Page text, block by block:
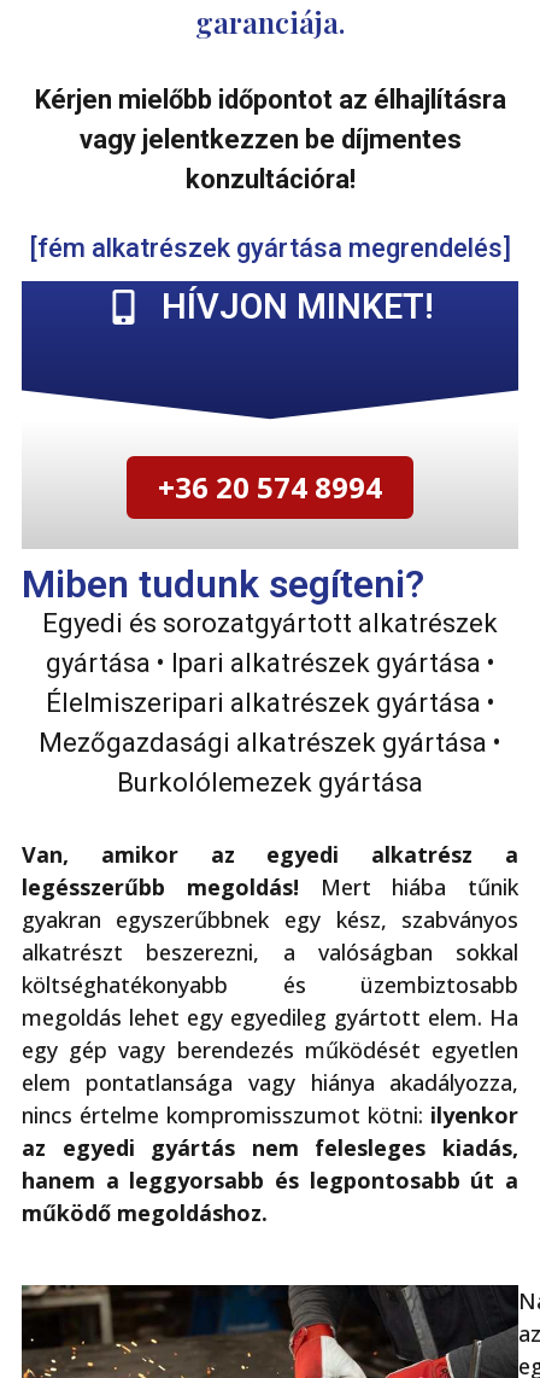
garanciája.
Kérjen mielőbb időpontot az élhajlításra
vagy jelentkezzen be díjmentes
konzultációra!
[fém alkatrészek gyártása megrendelés]
HÍVJON MINKET!
+36 20 574 8994
Miben tudunk segíteni?
Egyedi és sorozatgyártott alkatrészek
gyártása • Ipari alkatrészek gyártása •
Élelmiszeripari alkatrészek gyártása •
Mezőgazdasági alkatrészek gyártása •
Burkolólemezek gyártása
Van, amikor az egyedi alkatrész a
legésszerűbb megoldás! Mert hiába tűnik
gyakran egyszerűbbnek egy kész, szabványos
alkatrészt beszerezni, a valóságban sokkal
költséghatékonyabb és üzembiztosabb
megoldás lehet egy egyedileg gyártott elem. Ha
egy gép vagy berendezés működését egyetlen
elem pontatlansága vagy hiánya akadályozza,
nincs értelme kompromisszumot kötni: ilyenkor
az egyedi gyártás nem felesleges kiadás,
hanem a leggyorsabb és legpontosabb út a
működő megoldáshoz.